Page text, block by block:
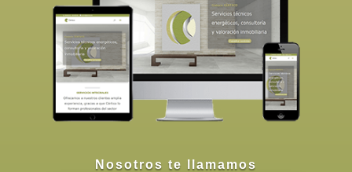
Nosotros te llamamos